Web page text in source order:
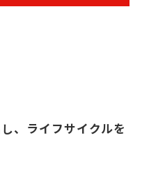
、ライフサイクルを